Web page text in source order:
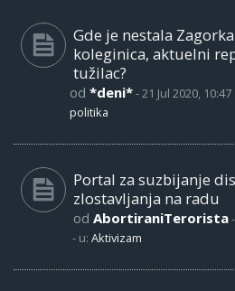
Gde je nestala
koleginica, aktuelni
tužilac?
od *deni*-21 Jul 2020, 10:47
politika
Portal za suzbijanje
zlostavljanja na radu
od AbortiraniTerorista-
- u: Aktivizam